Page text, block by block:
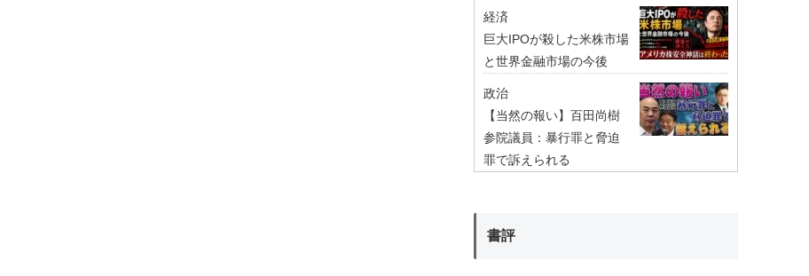
経済
巨大IPOが殺した米株市場
と世界金融市場の今後
政治
【当然の報い】百田尚樹
参院議員：暴行罪と脅迫
罪で訴えられる
書評